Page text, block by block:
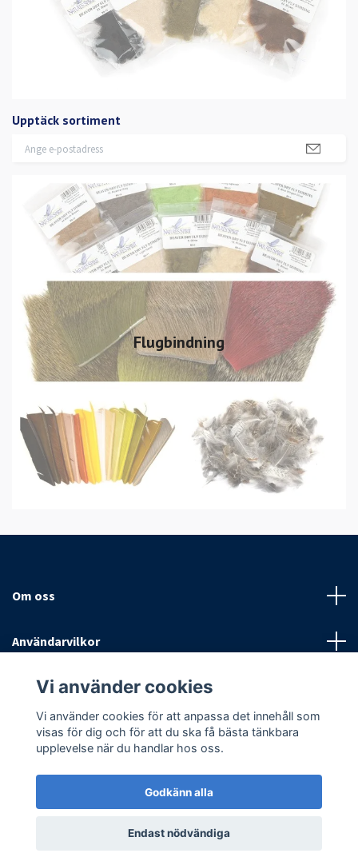
Upptäck sortiment
Flugbindning
Om oss
Användarvilkor
Sociala medier
© 2026 Antispinn AB
Vi använder cookies
Vi använder cookies för att anpassa det innehåll som
visas för dig och för att du ska få bästa tänkbara
upplevelse när du handlar hos oss.
Godkänn alla
Endast nödvändiga